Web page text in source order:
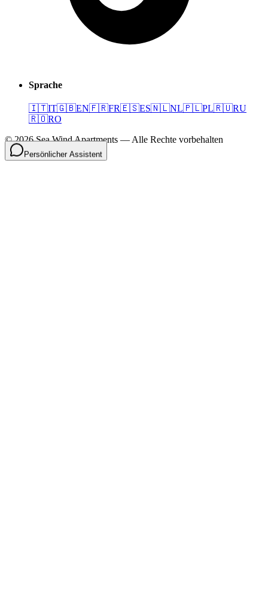
Sprache
🇮🇹IT🇬🇧EN🇫🇷FR🇪🇸ES🇳🇱NL🇵🇱PL🇷🇺RU
🇷🇴RO
©2026 Sea Wind Apartments — Alle Rechte vorbehalten
Persönlicher Assistent